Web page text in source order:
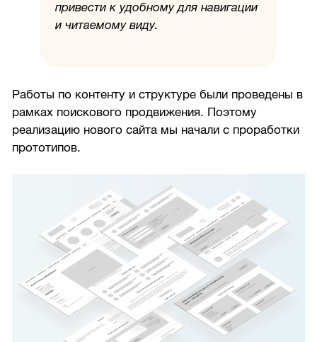
привести к удобному для навигации
и читаемому виду.
Работы по контенту и структуре были проведены в
рамках поискового продвижения. Поэтому
реализацию нового сайта мы начали с проработки
прототипов.